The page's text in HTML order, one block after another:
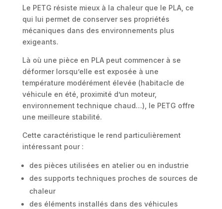
Le PETG résiste mieux à la chaleur que le PLA, ce
qui lui permet de conserver ses propriétés
mécaniques dans des environnements plus
exigeants.
Là où une pièce en PLA peut commencer à se
déformer lorsqu’elle est exposée à une
température modérément élevée (habitacle de
véhicule en été, proximité d’un moteur,
environnement technique chaud…), le PETG offre
une meilleure stabilité.
Cette caractéristique le rend particulièrement
intéressant pour :
des pièces utilisées en atelier ou en industrie
des supports techniques proches de sources de
chaleur
des éléments installés dans des véhicules